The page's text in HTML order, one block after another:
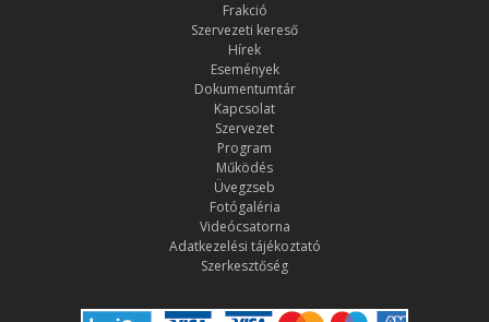
Frakció
Szervezeti kereső
Hírek
Események
Dokumentumtár
Kapcsolat
Szervezet
Program
Működés
Üvegzseb
Fotógaléria
Videócsatorna
Adatkezelési tájékoztató
Szerkesztőség